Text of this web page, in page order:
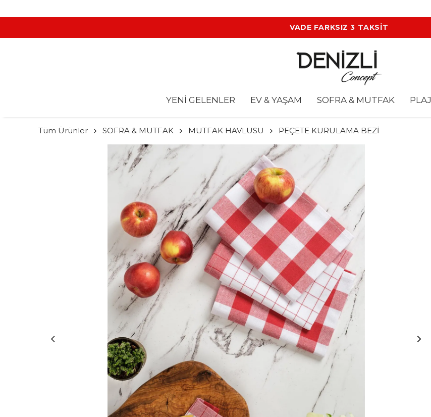
VADE FARKSIZ 3 TAKSİT
YENİ GELENLER EV & YAŞAM SOFRA & MUTFAK PLAJ
Tüm Ürünler SOFRA & MUTFAK MUTFAK HAVLUSU PEÇETE KURULAMA BEZİ